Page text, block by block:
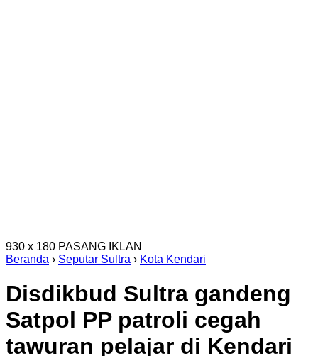
930 x 180 PASANG IKLAN
Beranda › Seputar Sultra › Kota Kendari
Disdikbud Sultra gandeng
Satpol PP patroli cegah
tawuran pelajar di Kendari